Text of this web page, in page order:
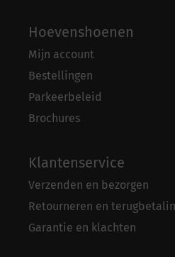
Hoevenshoenen
Mijn account
Bestellingen
Parkeerbeleid
Brochures
Klantenservice
Verzenden en bezorgen
Retourneren en
Garantie en klachten